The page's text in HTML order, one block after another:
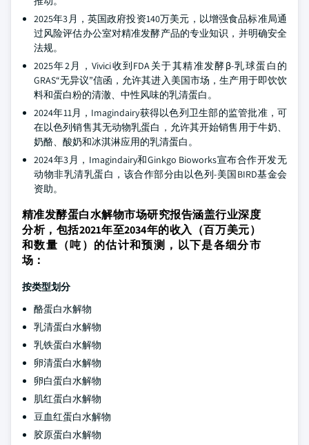
2025年3月，英国政府投资140万美元，以增强食品标准局通
过风险评估办公室对精准发酵产品的专业知识，并明确安全
法规。
2025年2月，Vivici收到FDA关于其精准发酵β-乳球蛋白的
GRAS“无异议”信函，允许其进入美国市场，生产用于即饮饮
料和蛋白粉的清澈、中性风味的乳清蛋白。
2024年11月，Imagindairy获得以色列卫生部的监管批准，可
在以色列销售其无动物乳蛋白，允许其开始销售用于牛奶、
奶酪、酸奶和冰淇淋应用的乳清蛋白。
2024年3月，Imagindairy和Ginkgo Bioworks宣布合作开发无
动物非乳清乳蛋白，该合作部分由以色列-美国BIRD基金会
资助。
精准发酵蛋白水解物市场研究报告涵盖行业深度
分析，包括2021年至2034年的收入（百万美元）
和数量（吨）的估计和预测，以下是各细分市
场：
按类型划分
酪蛋白水解物
乳清蛋白水解物
乳铁蛋白水解物
卵清蛋白水解物
卵白蛋白水解物
肌红蛋白水解物
豆血红蛋白水解物
胶原蛋白水解物